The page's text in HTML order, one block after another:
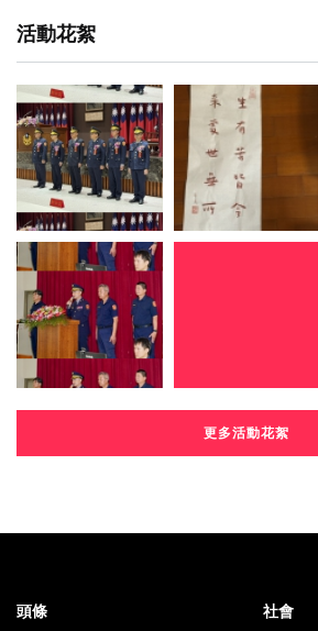
活動花絮
更多活動花絮
頭條 社會